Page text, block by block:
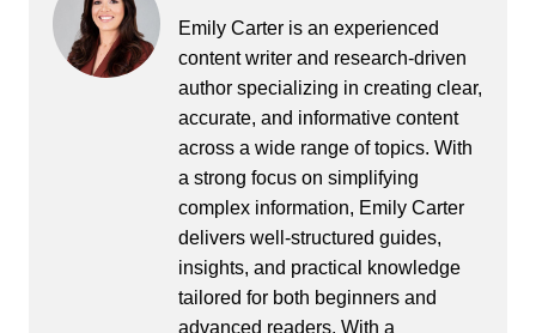
Emily Carter is an experienced
content writer and research-driven
author specializing in creating clear,
accurate, and informative content
across a wide range of topics. With
a strong focus on simplifying
complex information, Emily Carter
delivers well-structured guides,
insights, and practical knowledge
tailored for both beginners and
advanced readers. With a